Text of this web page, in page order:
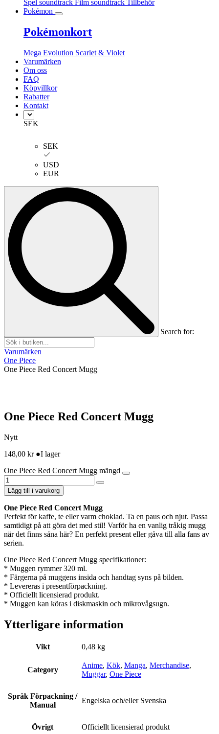
Spel soundtrack Film soundtrack Tillbehör
Pokémon
Pokémonkort
Mega Evolution Scarlet & Violet
Varumärken
Om oss
FAQ
Köpvillkor
Rabatter
Kontakt
SEK
SEK
USD
EUR
Search for:
Varumärken
One Piece
One Piece Red Concert Mugg
One Piece Red Concert Mugg
Nytt
148,00 kr ●I lager
One Piece Red Concert Mugg mängd
Lägg till i varukorg
One Piece Red Concert Mugg
Perfekt för kaffe, te eller varm choklad. Ta en paus och njut. Passa
samtidigt på att göra det med stil! Varför ha en vanlig tråkig mugg
när det finns såna här? En perfekt present eller gåva till alla fans av
serien.
One Piece Red Concert Mugg specifikationer:
* Muggen rymmer 320 ml.
* Färgerna på muggens insida och handtag syns på bilden.
* Levereras i presentförpackning.
* Officiellt licensierad produkt.
* Muggen kan köras i diskmaskin och mikrovågsugn.
Ytterligare information
Vikt 0,48 kg
Category
Anime, Kök, Manga, Merchandise,
Muggar, One Piece
Språk Förpackning /
Manual
Engelska och/eller Svenska
Övrigt Officiellt licensierad produkt